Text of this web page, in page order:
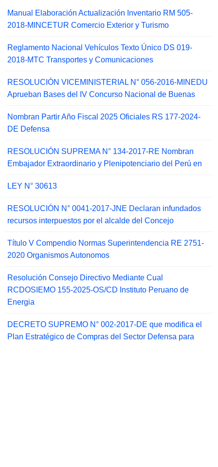
Manual Elaboración Actualización Inventario RM 505-
2018-MINCETUR Comercio Exterior y Turismo
Reglamento Nacional Vehículos Texto Único DS 019-
2018-MTC Transportes y Comunicaciones
RESOLUCIÓN VICEMINISTERIAL N° 056-2016-MINEDU
Aprueban Bases del IV Concurso Nacional de Buenas
Nombran Partir Año Fiscal 2025 Oficiales RS 177-2024-
DE Defensa
RESOLUCIÓN SUPREMA N° 134-2017-RE Nombran
Embajador Extraordinario y Plenipotenciario del Perú en
LEY N° 30613
RESOLUCIÓN N° 0041-2017-JNE Declaran infundados
recursos interpuestos por el alcalde del Concejo
Título V Compendio Normas Superintendencia RE 2751-
2020 Organismos Autonomos
Resolución Consejo Directivo Mediante Cual
RCDOSIEMO 155-2025-OS/CD Instituto Peruano de
Energia
DECRETO SUPREMO N° 002-2017-DE que modifica el
Plan Estratégico de Compras del Sector Defensa para